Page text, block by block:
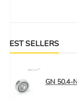
BEST SELLERS
GN 50.4-